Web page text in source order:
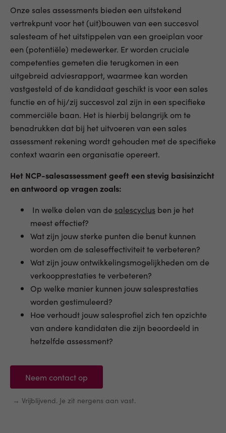
Onze sales assessments bieden een uitstekend
vertrekpunt voor het (uit)bouwen van een succesvol
salesteam of het uitstippelen van een groeiplan voor
een (potentiële) medewerker. Er worden cruciale
competenties gemeten die terugkomen in een
uitgebreid adviesrapport, waarmee kan worden
vastgesteld of de kandidaat geschikt is voor een sales
functie en of hij/zij succesvol zal zijn in een specifieke
commerciële baan. Het is hierbij belangrijk om te
benadrukken dat bij het uitvoeren van een sales
assessment rekening wordt gehouden met de specifieke
context waarin een organisatie opereert.
Het NCP-salesassessment geeft een stevig basisinzicht
en antwoord op vragen zoals:
In welke delen van de salescyclus ben je het
meest effectief?
Wat zijn jouw sterke punten die benut kunnen
worden om de saleseffectiviteit te verbeteren?
Wat zijn jouw ontwikkelingsmogelijkheden om de
verkoopprestaties te verbeteren?
Op welke manier kunnen jouw salesprestaties
worden gestimuleerd?
Hoe verhoudt jouw salesprofiel zich ten opzichte
van andere kandidaten die zijn beoordeeld in
hetzelfde assessment?
Neem contact op
→ Vrijblijvend. Je zit nergens aan vast.